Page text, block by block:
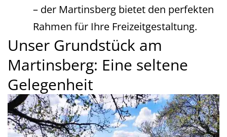
– der Martinsberg bietet den perfekten
Rahmen für Ihre Freizeitgestaltung.
Unser Grundstück am
Martinsberg: Eine seltene
Gelegenheit